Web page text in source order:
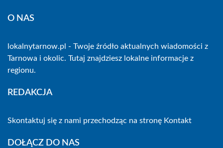
O NAS
lokalnytarnow.pl - Twoje źródło aktualnych wiadomości z
Tarnowa i okolic. Tutaj znajdziesz lokalne informacje z
regionu.
REDAKCJA
Skontaktuj się z nami przechodząc na stronę Kontakt
DOŁĄCZ DO NAS